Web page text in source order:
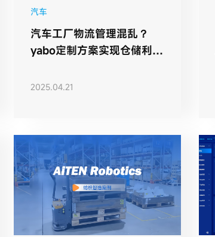
汽车
汽车工厂物流管理混乱？
yabo定制方案实现仓储利用
35%
2025.04.21